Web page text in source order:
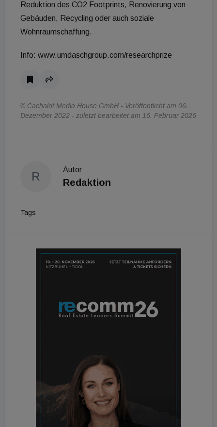
Reduktion des CO2 Footprints, Renovierung von
Gebäuden, Recycling oder auch soziale
Wohnraumschaffung.
Info: www.umdaschgroup.com/researchprize
© Cachalot Media House GmbH - Veröffentlicht am 06.
Dezember 2022 - zuletzt bearbeitet am 16. Februar 2026
R
Autor
Redaktion
Tags